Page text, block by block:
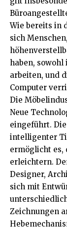
Wie bereits in
sich
haben, sowohl
arbeiten, und
Computer
Die
Neue
eingeführt.
intelligenter
ermöglicht es,
erleichtern.
Designer,
sich mit
Zeichnungen